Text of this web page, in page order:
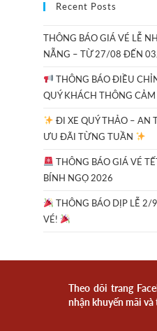
Recent Posts
THÔNG BÁO GIÁ VÉ LỄ
NẴNG – TỪ 27/08 ĐẾN
THÔNG BÁO ĐIỀU
QUÝ KHÁCH THÔNG CẢM
ĐI XE QUÝ THẢO – AN
ƯU ĐÃI TỪNG TUẦN
THÔNG BÁO GIÁ VÉ
BÍNH NGỌ 2026
THÔNG BÁO DỊP LỄ 2/
VÉ!
Theo dõi trang
nhận khuyến mãi